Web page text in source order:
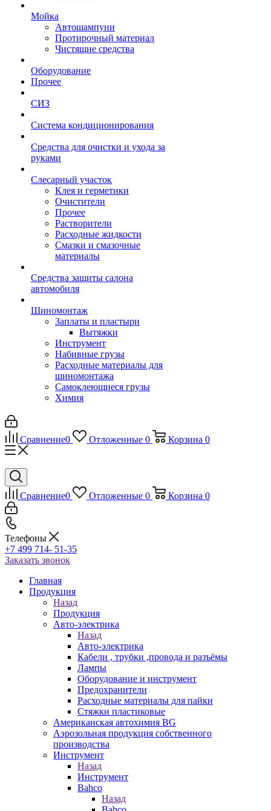
Мойка
Автошампуни
Протирочный материал
Чистящие средства
Оборудование
Прочее
СИЗ
Система кондиционирования
Средства для очистки и ухода за
руками
Слесарный участок
Клея и герметики
Очистители
Прочее
Растворители
Расходные жидкости
Смазки и смазочные
материалы
Средства защиты салона
автомобиля
Шиномонтаж
Заплаты и пластыри
Вытяжки
Инструмент
Набивные грузы
Расходные материалы для
шиномонтажа
Самоклеющиеся грузы
Химия
Сравнение0 Отложенные 0 Корзина 0
Сравнение0 Отложенные 0 Корзина 0
Телефоны
+7 499 714- 51-35
Заказать звонок
Главная
Продукция
Назад
Продукция
Авто-электрика
Назад
Авто-электрика
Кабели , трубки ,провода и разъёмы
Лампы
Оборудование и инструмент
Предохранители
Расходные материалы для пайки
Стяжки пластиковые
Американская автохимия BG
Аэрозольная продукция собственного
производства
Инструмент
Назад
Инструмент
Bahco
Назад